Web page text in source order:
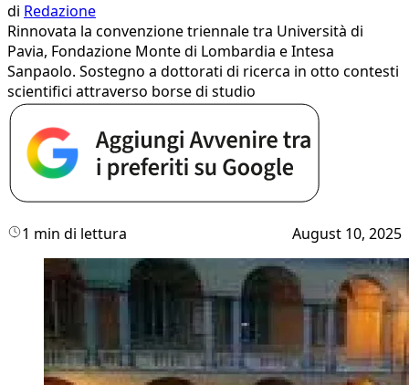
di Redazione
Rinnovata la convenzione triennale tra Università di
Pavia, Fondazione Monte di Lombardia e Intesa
Sanpaolo. Sostegno a dottorati di ricerca in otto contesti
scientifici attraverso borse di studio
1 min di lettura August 10, 2025